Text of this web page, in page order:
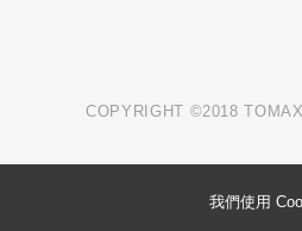
COPYRIGHT ©2018
我們使用